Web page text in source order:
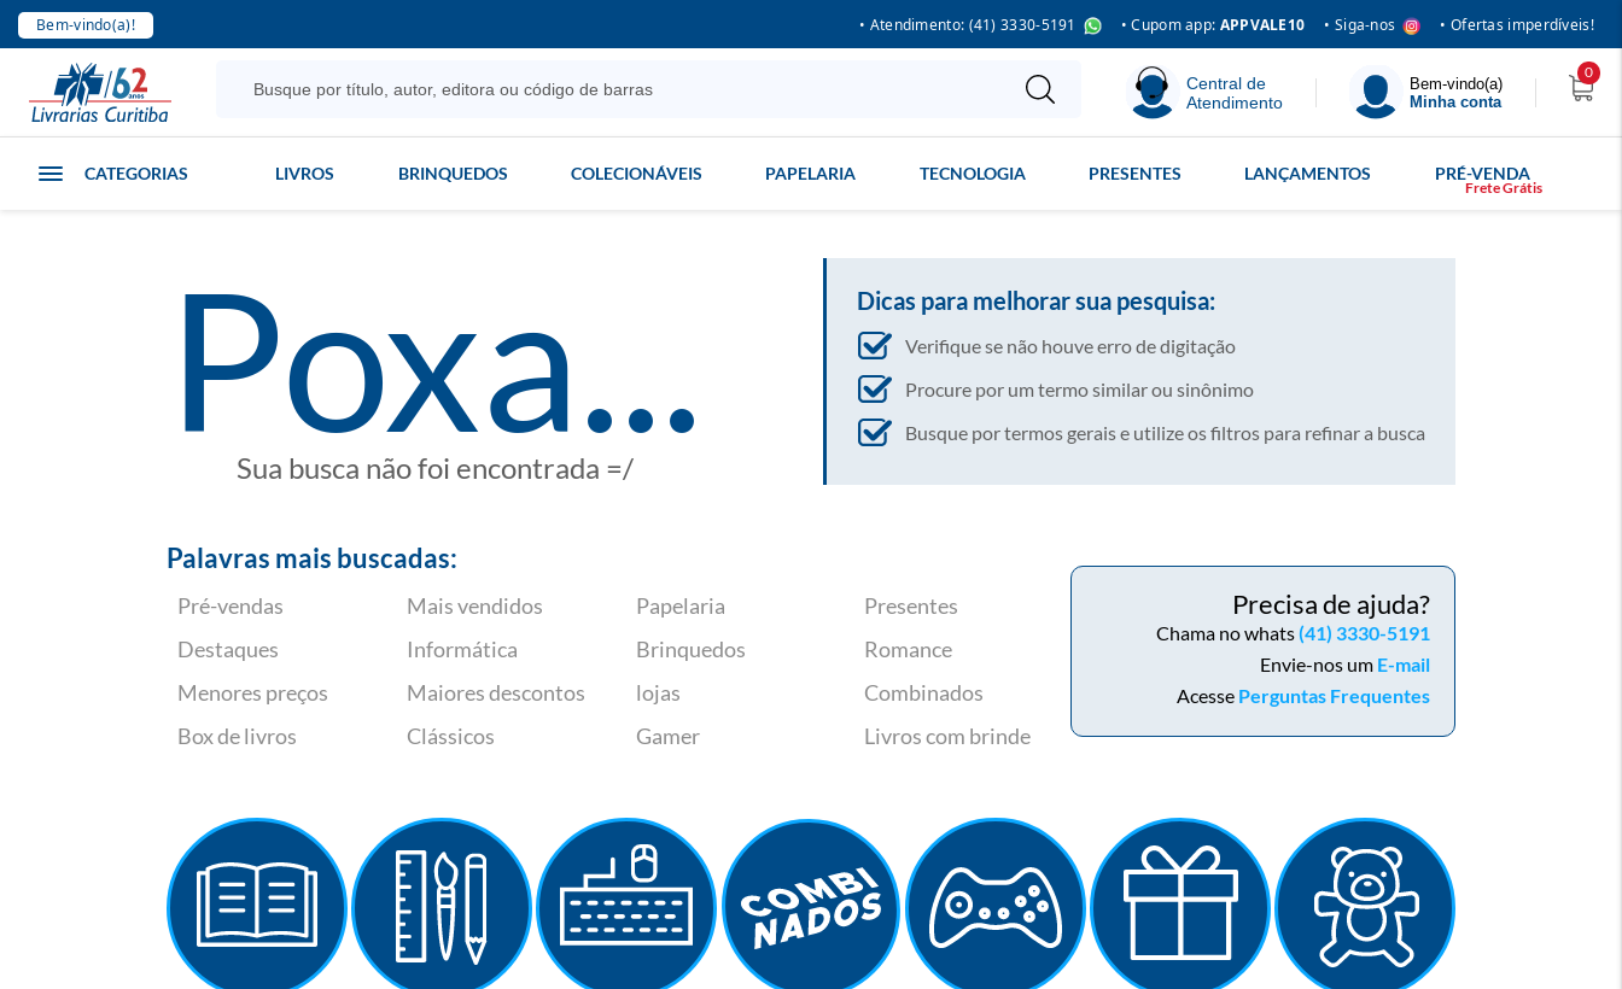
Bem-vindo(a)! • Atendimento: (41) 3330-5191 • Cupom app: APPVALE10 • Siga-nos • Ofertas imperdíveis!
Central de
Atendimento
Bem-vindo(a)
Minha conta
0
CATEGORIAS LIVROS BRINQUEDOS COLECIONÁVEIS PAPELARIA TECNOLOGIA PRESENTES LANÇAMENTOS PRÉ-VENDA
poxa...
Sua busca não foi encontrada =/
Dicas para melhorar sua pesquisa:
Verifique se não houve erro de digitação
Procure por um termo similar ou sinônimo
Busque por termos gerais e utilize os filtros para refinar a busca
Palavras mais buscadas:
Pré-vendas
Destaques
Menores preços
Box de livros
Mais vendidos
Informática
Maiores descontos
Clássicos
Papelaria
Brinquedos
lojas
Gamer
Presentes
Romance
Combinados
Livros com brinde
Precisa de ajuda?
Chama no whats(41) 3330-5191
Envie-nos um E-mail
Acesse Perguntas Frequentes